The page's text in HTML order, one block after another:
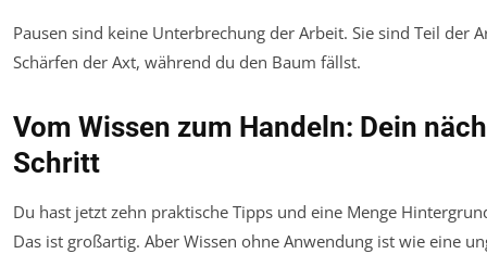
Pausen sind keine Unterbrechung der Arbeit. Sie sind Teil der
Schärfen der Axt, während du den Baum fällst.
Vom Wissen zum Handeln: Dein
Schritt
Du hast jetzt zehn praktische Tipps und eine Menge
Das ist großartig. Aber Wissen ohne Anwendung ist wie eine